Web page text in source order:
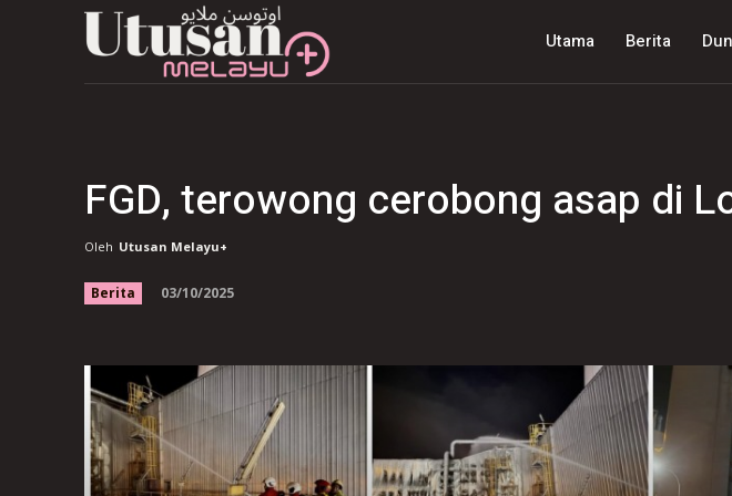
Utama Berita
FGD, terowong cerobong asap di
Oleh Utusan Melayu+
Berita 03/10/2025